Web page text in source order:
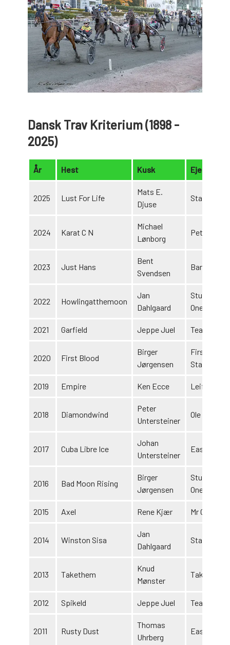
Dansk Trav Kriterium (1898 -
2025)
År Hest Kusk Ejer
2025 Lust For Life
Mats E.
Djuse
Stald H
2024 Karat C N
Michael
Lønborg
Peter Falck
2023 Just Hans
Bent
Svendsen
Bare Hans
2022 Howlingatthemoon
Jan
Dahlgaard
Stutteri
One
2021 Garfield Jeppe Juel Team Juel
2020 First Blood
Birger
Jørgensen
First Blood
Stable
2019 Empire Ken Ecce Leif
2018 Diamondwind
Peter
Untersteiner
Ole
2017 Cuba Libre Ice
Johan
Untersteiner
Easy KB
2016 Bad Moon Rising
Birger
Jørgensen
Stutteri
One
2015 Axel Rene Kjær Mr Green
2014 Winston Sisa
Jan
Dahlgaard
Stald Trot
2013 Takethem
Knud
Mønster
Takethem
2012 Spikeld Jeppe Juel Team Juel
2011 Rusty Dust
Thomas
Uhrberg
Easy K B